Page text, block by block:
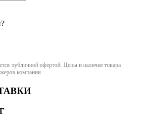
публичной офертой. Цены и наличие товара
компании